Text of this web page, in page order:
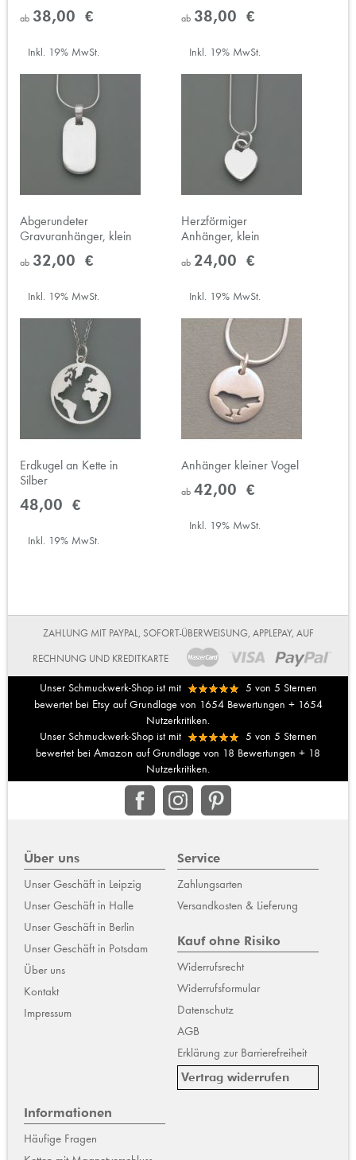
ab 38,00 €
Inkl. 19% MwSt.
ab 38,00 €
Inkl. 19% MwSt.
Abgerundeter
Gravuranhänger, klein
ab 32,00 €
Inkl. 19% MwSt.
Herzförmiger
Anhänger, klein
ab 24,00 €
Inkl. 19% MwSt.
Erdkugel an Kette in
Silber
48,00 €
Inkl. 19% MwSt.
Anhänger kleiner Vogel
ab 42,00 €
Inkl. 19% MwSt.
ZAHLUNG MIT PAYPAL, SOFORT-ÜBERWEISUNG, APPLEPAY, AUF
RECHNUNG UND KREDITKARTE
Unser Schmuckwerk-Shop ist mit 5 von 5 Sternen
bewertet bei Etsyauf Grundlage von 1654Bewertungen + 1654
Nutzerkritiken.
Unser Schmuckwerk-Shop ist mit
5 von 5 Sternen
bewertet bei Amazon auf Grundlage von 18 Bewertungen + 18
Nutzerkritiken.
Über uns
Unser Geschäft in Leipzig
Unser Geschäft in Halle
Unser Geschäft in Berlin
Unser Geschäft in Potsdam
Über uns
Kontakt
Impressum
Service
Zahlungsarten
Versandkosten & Lieferung
Kauf ohne Risiko
Widerrufsrecht
Widerrufsformular
Datenschutz
AGB
Erklärung zur Barrierefreiheit
Vertrag widerrufen
Informationen
Häufige Fragen